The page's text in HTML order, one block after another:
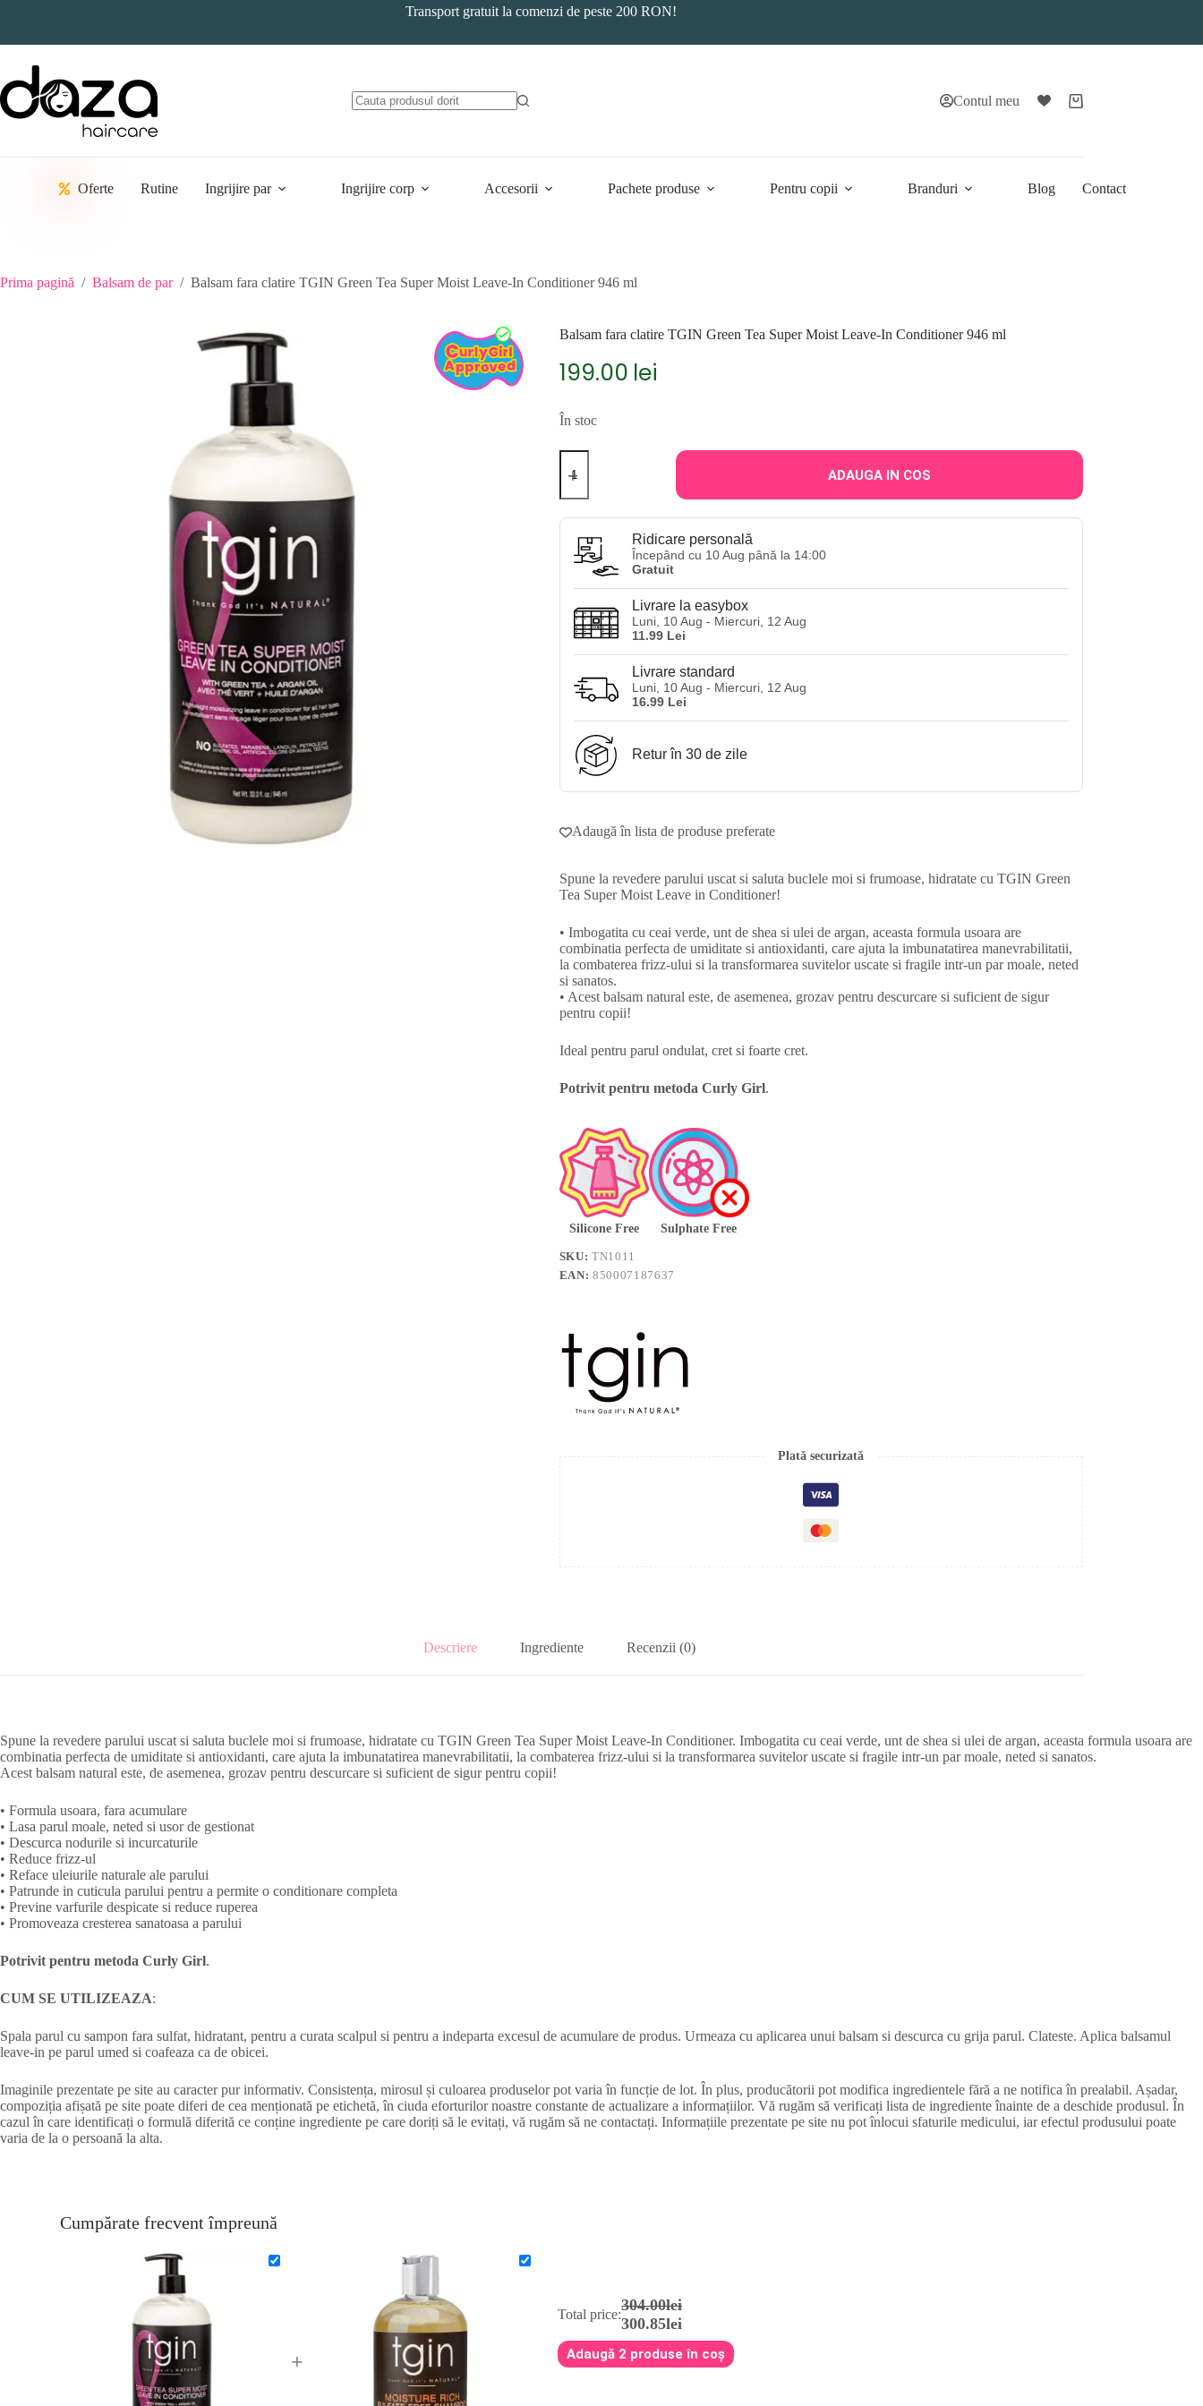
Transport gratuit la comenzi de peste 200 RON!
Contul meu
Coș
Oferte Rutine Ingrijire par Ingrijire corp Accesorii Pachete produse Pentru copii Branduri Blog Contact
Prima pagină / Balsam de par / Balsam fara clatire TGIN Green Tea Super Moist Leave-In Conditioner 946 ml
Balsam fara clatire TGIN Green Tea Super Moist Leave-In Conditioner 946 ml
199.00 lei
În stoc
Cantitate
Balsam
clatire
TGIN
Super
Leave-
Conditioner
946
ADAUGA IN COS
Ridicare personală
Începând cu 10 Aug până la 14:00
Gratuit
Livrare la easybox
Luni, 10 Aug - Miercuri, 12 Aug
11.99 Lei
Livrare standard
Luni, 10 Aug - Miercuri, 12 Aug
16.99 Lei
Retur în 30 de zile
Adaugă în lista de produse preferate
Spune la revedere parului uscat si saluta buclele moi si frumoase, hidratate cu TGIN Green
Tea Super Moist Leave in Conditioner!
• Imbogatita cu ceai verde, unt de shea si ulei de argan, aceasta formula usoara are
combinatia perfecta de umiditate si antioxidanti, care ajuta la imbunatatirea manevrabilitatii,
la combaterea frizz-ului si la transformarea suvitelor uscate si fragile intr-un par moale, neted
si sanatos.
• Acest balsam natural este, de asemenea, grozav pentru descurcare si suficient de sigur
pentru copii!
Ideal pentru parul ondulat, cret si foarte cret.
Potrivit pentru metoda Curly Girl.
Silicone Free Sulphate Free
SKU:TN1011
EAN:850007187637
Plată securizată
Descriere Ingrediente Recenzii (0)
Spune la revedere parului uscat si saluta buclele moi si frumoase, hidratate cu TGIN Green Tea Super Moist Leave-In Conditioner. Imbogatita cu ceai verde, unt de shea si ulei de argan, aceasta formula usoara are
combinatia perfecta de umiditate si antioxidanti, care ajuta la imbunatatirea manevrabilitatii, la combaterea frizz-ului si la transformarea suvitelor uscate si fragile intr-un par moale, neted si sanatos.
Acest balsam natural este, de asemenea, grozav pentru descurcare si suficient de sigur pentru copii!
• Formula usoara, fara acumulare
• Lasa parul moale, neted si usor de gestionat
• Descurca nodurile si incurcaturile
• Reduce frizz-ul
• Reface uleiurile naturale ale parului
• Patrunde in cuticula parului pentru a permite o conditionare completa
• Previne varfurile despicate si reduce ruperea
• Promoveaza cresterea sanatoasa a parului
Potrivit pentru metoda Curly Girl.
CUM SE UTILIZEAZA:
Spala parul cu sampon fara sulfat, hidratant, pentru a curata scalpul si pentru a indeparta excesul de acumulare de produs. Urmeaza cu aplicarea unui balsam si descurca cu grija parul. Clateste. Aplica balsamul
leave-in pe parul umed si coafeaza ca de obicei.
Imaginile prezentate pe site au caracter pur informativ. Consistența, mirosul și culoarea produselor pot varia în funcție de lot. În plus, producătorii pot modifica ingredientele fără a ne notifica în prealabil. Așadar,
compoziția afișată pe site poate diferi de cea menționată pe etichetă, în ciuda eforturilor noastre constante de actualizare a informațiilor. Vă rugăm să verificați lista de ingrediente înainte de a deschide produsul. În
cazul în care identificați o formulă diferită ce conține ingrediente pe care doriți să le evitați, vă rugăm să ne contactați. Informațiile prezentate pe site nu pot înlocui sfaturile medicului, iar efectul produsului poate
varia de la o persoană la alta.
Cumpărate frecvent împreună
+
Total price:
304.00lei
300.85lei
Adaugă 2 produse în coș